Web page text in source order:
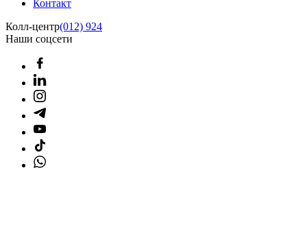
Контакт
Колл-центр(012) 924
Наши соцсети